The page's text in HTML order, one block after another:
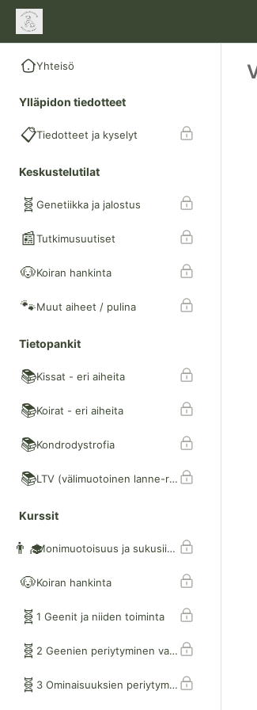
Yhteisö
Ylläpidon tiedotteet
📋Tiedotteet ja kyselyt
Keskustelutilat
🧬 Genetiikka ja jalostus
📰Tutkimusuutiset
🐶Koiran hankinta
🐾Muut aiheet / pulina
Tietopankit
📚Kissat - eri aiheita
📚Koirat - eri aiheita
📚Kondrodystrofia
📚 LTV (välimuotoinen lanne-ristinikama)
Kurssit
👨‍🎓 Monimuotoisuus ja sukusiitos 1
🐶Koiran hankinta
🧬 1 Geenit ja niiden toiminta
🧬 2 Geenien periytyminen vanhemmilta jälkeläisille
🧬 3 Ominaisuuksien periytymistavat